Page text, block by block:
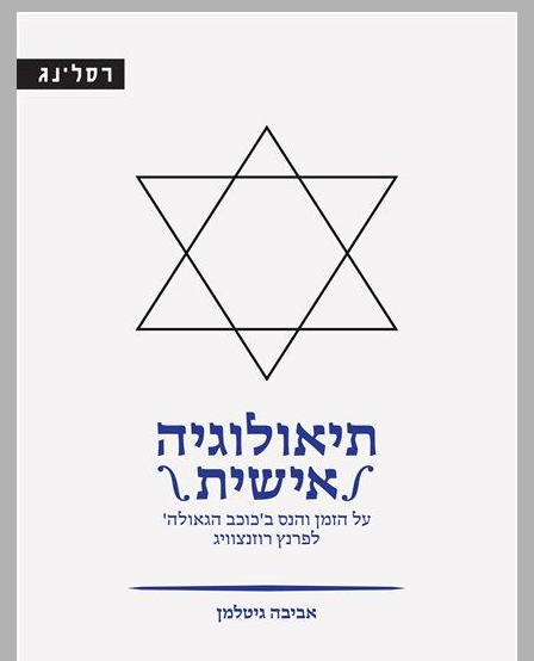
תיאולוגיה אישית: על הזמן והנסב'כוכב הגאולה' לפרנץ רוזנצוויג ... 0